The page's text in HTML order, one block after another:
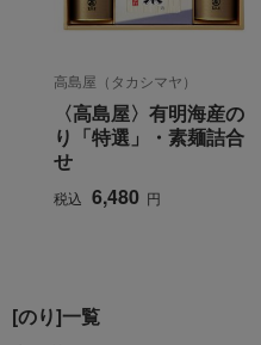
高島屋（タカシマヤ）
〈高島屋〉有明海産の
り「特選」・素麺詰合
せ
税込 6,480 円
[のり]一覧